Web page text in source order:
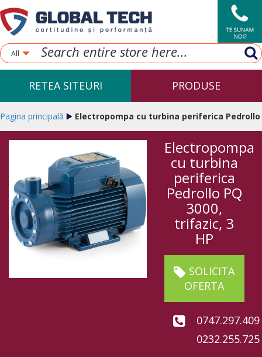
All
RETEA SITEURI PRODUSE
Pagina principală Electropompa cu turbina periferica Pedrollo
Electropompa
cu turbina
periferica
Pedrollo PQ
3000,
trifazic, 3
HP
SOLICITA
OFERTA
0747.297.409
0232.255.725